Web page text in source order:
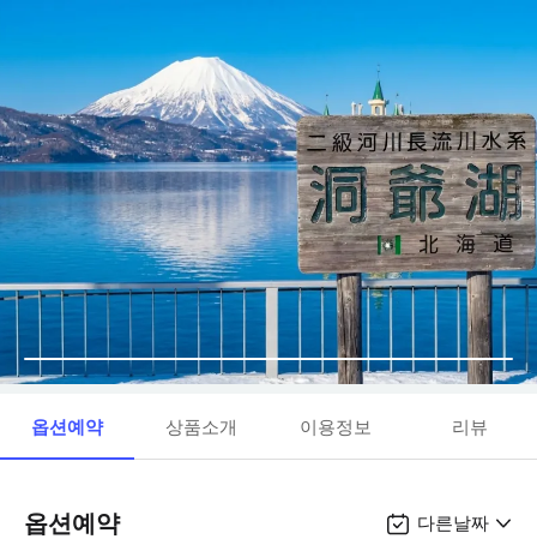
옵션예약 상품소개 이용정보 리뷰
옵션예약 다른날짜